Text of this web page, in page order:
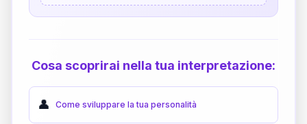
Cosa scoprirai nella tua interpretazione:
👤 Come sviluppare la tua personalità